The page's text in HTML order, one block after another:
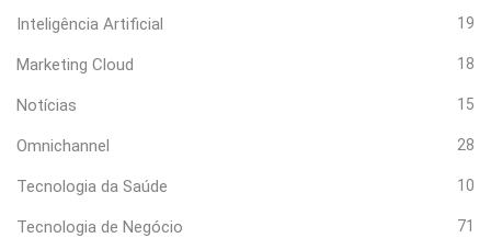
Inteligência Artificial 19
Marketing Cloud 18
Notícias 15
Omnichannel 28
Tecnologia da Saúde 10
Tecnologia de Negócio 71